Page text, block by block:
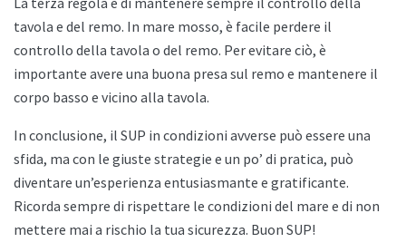
tavola e del remo. In mare mosso, è facile perdere il
controllo della tavola o del remo. Per evitare ciò, è
importante avere una buona presa sul remo e mantenere il
corpo basso e vicino alla tavola.
In conclusione, il SUP in condizioni avverse può essere una
sfida, ma con le giuste strategie e un po’ di pratica, può
diventare un’esperienza entusiasmante e gratificante.
Ricorda sempre di rispettare le condizioni del mare e di non
mettere mai a rischio la tua sicurezza. Buon SUP!